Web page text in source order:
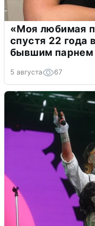
«Моя любимая
спустя 22 года
бывшим
5 августа 67